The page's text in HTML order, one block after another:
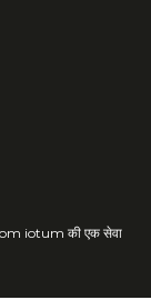
iotum की एक सेवा